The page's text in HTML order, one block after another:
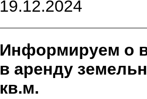
19.12.2024
Информируем о
в аренду
кв.м.